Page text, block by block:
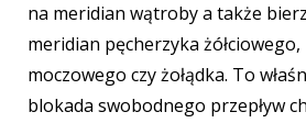
na meridian wątroby a także
meridian pęcherzyka
moczowego czy żołądka. To
blokada swobodnego przepływ